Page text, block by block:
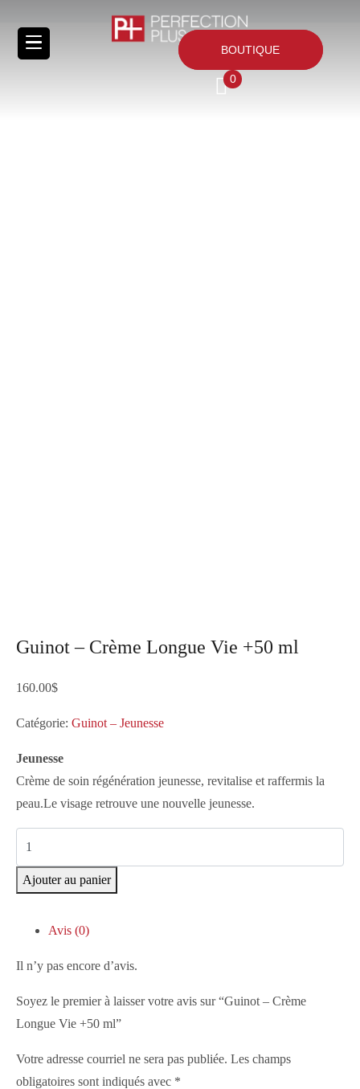
BOUTIQUE
0
Guinot – Crème Longue Vie +50 ml
160.00$
Catégorie: Guinot – Jeunesse
Jeunesse
Crème de soin régénération jeunesse, revitalise et raffermis la
peau.Le visage retrouve une nouvelle jeunesse.
Ajouter au panier
Avis (0)
Il n’y pas encore d’avis.
Soyez le premier à laisser votre avis sur “Guinot – Crème
Longue Vie +50 ml”
Votre adresse courriel ne sera pas publiée. Les champs
obligatoires sont indiqués avec *